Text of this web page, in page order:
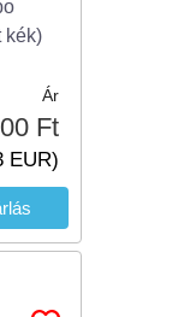
kék)
Ár
Ft
EUR)